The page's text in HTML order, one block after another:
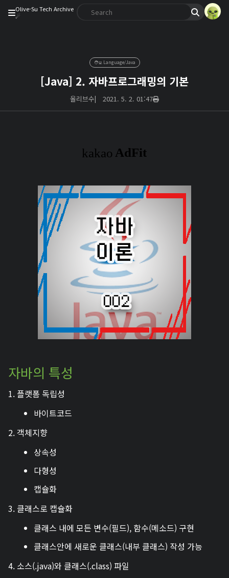
Olive-Su Tech Archive
☄︎
🧑‍💻 Language/Java
[Java] 2. 자바프로그래밍의 기본
올리브수| 2021. 5. 2. 01:47
자바의 특성
1. 플랫폼 독립성
바이트코드
2. 객체지향
상속성
다형성
캡슐화
3. 클래스로 캡슐화
클래스 내에 모든 변수(필드), 함수(메소드) 구현
클래스안에 새로운 클래스(내부 클래스) 작성 가능
4. 소스(.java)와 클래스(.class) 파일